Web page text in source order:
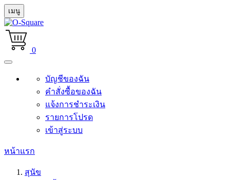
เมนู
0
บัญชีของฉัน
คำสั่งซื้อของฉัน
แจ้งการชำระเงิน
รายการโปรด
เข้าสู่ระบบ
หน้าแรก
สุนัข